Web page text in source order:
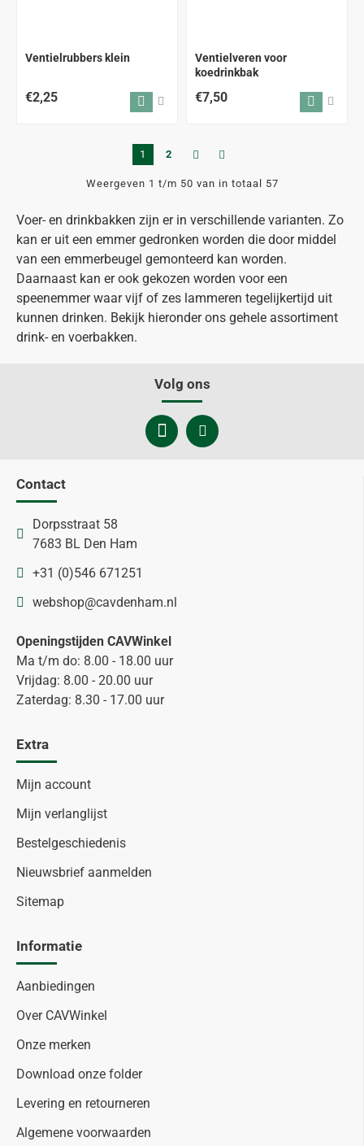
Voer- en drinkbakken zijn er in verschillende varianten. Zo
kan er uit een emmer gedronken worden die door middel
van een emmerbeugel gemonteerd kan worden.
Daarnaast kan er ook gekozen worden voor een
speenemmer waar vijf of zes lammeren tegelijkertijd uit
kunnen drinken. Bekijk hieronder ons gehele assortiment
drink- en voerbakken.
Ventielrubbers klein
€2,25
Ventielveren voor
koedrinkbak
€7,50
1 2
Weergeven 1 t/m 50 van in totaal 57
Volg ons
Contact
Dorpsstraat 58
7683 BL Den Ham
+31 (0)546 671251
webshop@cavdenham.nl
Openingstijden CAVWinkel
Ma t/m do: 8.00 - 18.00 uur
Vrijdag: 8.00 - 20.00 uur
Zaterdag: 8.30 - 17.00 uur
Extra
Mijn account
Mijn verlanglijst
Bestelgeschiedenis
Nieuwsbrief aanmelden
Sitemap
Informatie
Aanbiedingen
Over CAVWinkel
Onze merken
Download onze folder
Levering en retourneren
Algemene voorwaarden